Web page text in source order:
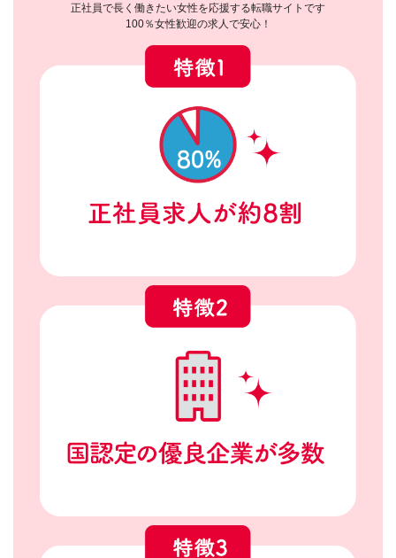
正社員で長く働きたい女性を応援する転職サイトです
100％女性歓迎の求人で安心！